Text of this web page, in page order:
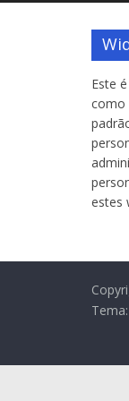
Este
como
estes
Tema: